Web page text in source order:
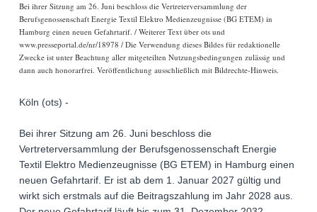
Bei ihrer Sitzung am 26. Juni beschloss die Vertreterversammlung der
Berufsgenossenschaft Energie Textil Elektro Medienzeugnisse (BG ETEM) in
Hamburg einen neuen Gefahrtarif. / Weiterer Text über ots und
www.presseportal.de/nr/18978 / Die Verwendung dieses Bildes für redaktionelle
Zwecke ist unter Beachtung aller mitgeteilten Nutzungsbedingungen zulässig und
dann auch honorarfrei. Veröffentlichung ausschließlich mit Bildrechte-Hinweis.
Köln (ots) -
Bei ihrer Sitzung am 26. Juni beschloss die
Vertreterversammlung der Berufsgenossenschaft Energie
Textil Elektro Medienzeugnisse (BG ETEM) in Hamburg einen
neuen Gefahrtarif. Er ist ab dem 1. Januar 2027 gültig und
wirkt sich erstmals auf die Beitragszahlung im Jahr 2028 aus.